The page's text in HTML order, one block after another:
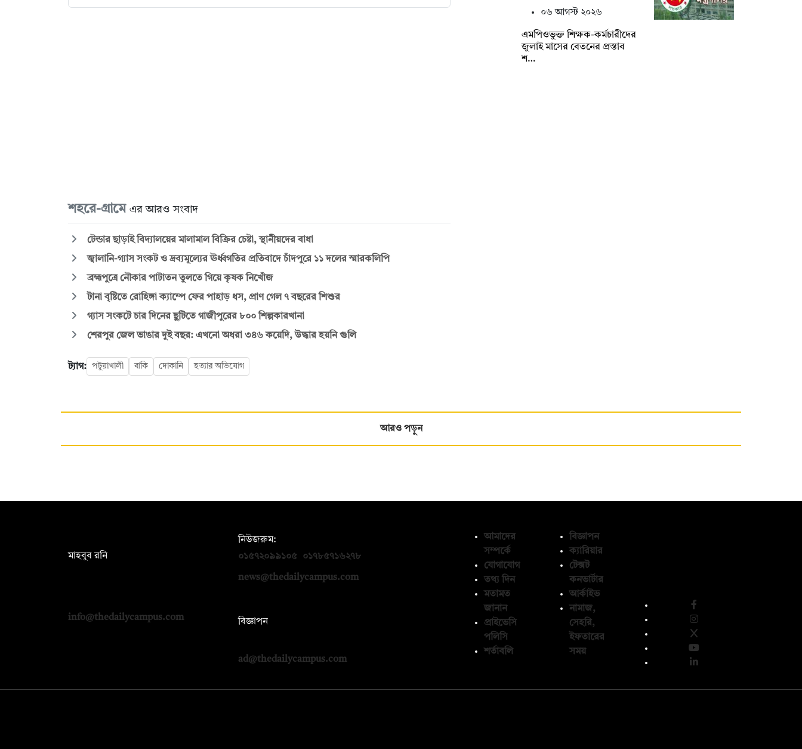
শহরে-গ্রামে এর আরও সংবাদ
টেন্ডার ছাড়াই বিদ্যালয়ের মালামাল বিক্রির চেষ্টা, স্থানীয়দের বাধা
জ্বালানি-গ্যাস সংকট ও দ্রব্যমূল্যের ঊর্ধ্বগতির প্রতিবাদে চাঁদপুরে ১১ দলের স্মারকলিপি
ব্রহ্মপুত্রে নৌকার পাটাতন তুলতে গিয়ে কৃষক নিখোঁজ
টানা বৃষ্টিতে রোহিঙ্গা ক্যাম্পে ফের পাহাড় ধস, প্রাণ গেল ৭ বছরের শিশুর
গ্যাস সংকটে চার দিনের ছুটিতে গাজীপুরের ৮০০ শিল্পকারখানা
শেরপুর জেল ভাঙার দুই বছর: এখনো অধরা ৩৪৬ কয়েদি, উদ্ধার হয়নি গুলি
ট্যাগ: পটুয়াখালী বাকি দোকানি হত্যার অভিযোগ
০৬ আগস্ট ২০২৬
এমপিওভুক্ত শিক্ষক-কর্মচারীদের
জুলাই মাসের বেতনের প্রস্তাব
শ…
আরও পড়ুন
মাহবুব রনি
info@thedailycampus.com
নিউজরুম:
০১৫৭২০৯৯১০৫
০১৭৮৫৭১৬২৭৮
news@thedailycampus.com
বিজ্ঞাপন
ad@thedailycampus.com
আমাদের
সম্পর্কে
যোগাযোগ
তথ্য দিন
মতামত
জানান
প্রাইভেসি
পলিসি
শর্তাবলি
বিজ্ঞাপন
ক্যারিয়ার
টেক্সট
কনভার্টার
আর্কাইভ
নামাজ,
সেহরি,
ইফতারের
সময়